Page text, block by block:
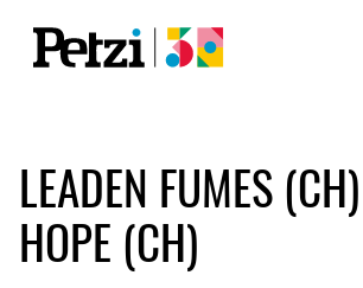
LEADEN FUMES
HOPE (CH)